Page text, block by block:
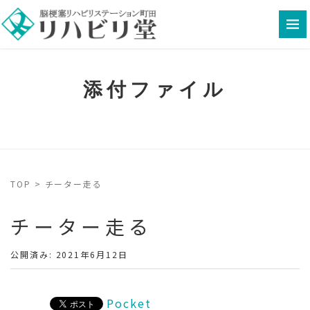
添付ファイル
TOP > チーター走る
チーター走る
公開済み: 2021年6月12日
Pocket